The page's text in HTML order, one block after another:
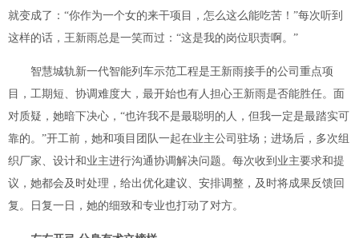
就变成了：“你作为一个女的来干项目，怎么这么能吃苦！”每次听到
这样的话，王新雨总是一笑而过：“这是我的岗位职责啊。”
智慧城轨新一代智能列车示范工程是王新雨接手的公司重点项
目，工期短、协调难度大，最开始也有人担心王新雨是否能胜任。面
对质疑，她暗下决心，“也许我不是最聪明的人，但我一定是最踏实可
靠的。”开工前，她和项目团队一起在业主公司驻场；进场后，多次组
织厂家、设计和业主进行沟通协调解决问题。每次收到业主要求和提
议，她都会及时处理，给出优化建议、安排调整，及时将成果反馈回
复。日复一日，她的细致和专业也打动了对方。